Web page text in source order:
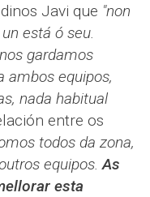
Javi que "non
está ó seu.
gardamos
ambos equipos,
nada habitual
entre os
todos da zona,
equipos. As
esta